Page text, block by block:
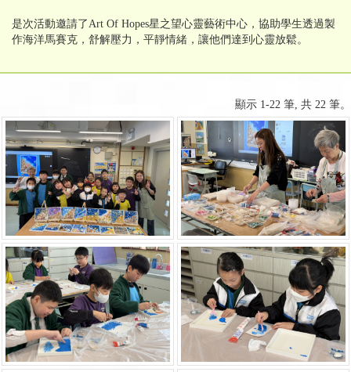
是次活動邀請了Art Of Hopes星之望心靈藝術中心，協助學生透過製
作海洋馬賽克，舒解壓力，平靜情緒，讓他們達到心靈放鬆。
顯示 1-22 筆, 共 22 筆。